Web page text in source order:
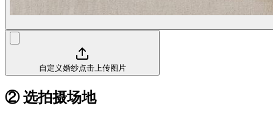
自定义婚纱点击上传图片
② 选拍摄场地